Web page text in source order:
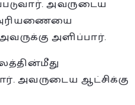
அவருடைய
அளிப்பார்.
அவருடைய ஆட்சிக்கு